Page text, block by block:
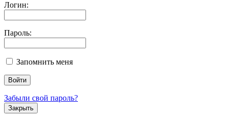
Логин:
Пароль:
Запомнить меня
Забыли свой пароль?
Закрыть